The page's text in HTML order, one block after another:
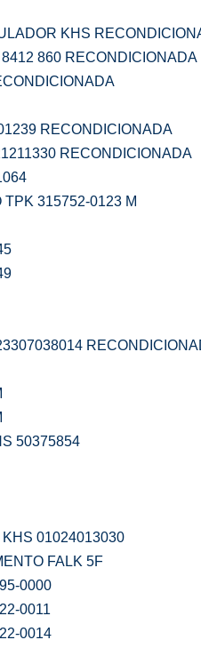
KHS
860 RECONDICIONADA
RECONDICIONADA
RECONDICIONADA
315752-0123 M
50375854
01024013030
FALK 5F
0000
0011
0014